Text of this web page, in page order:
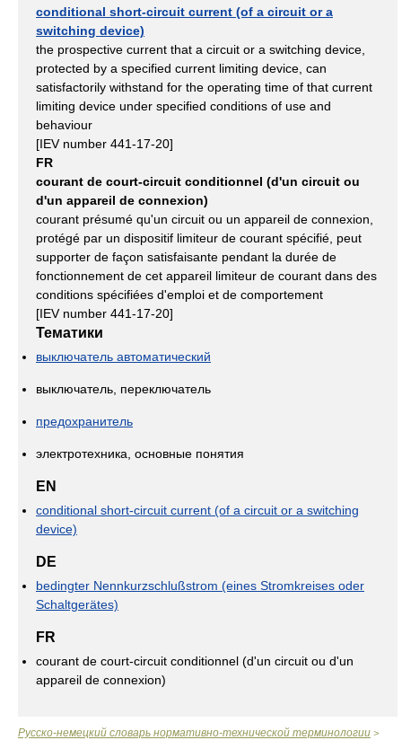
conditional short-circuit current (of a circuit or a
switching device)
the prospective current that a circuit or a switching device,
protected by a specified current limiting device, can
satisfactorily withstand for the operating time of that current
limiting device under specified conditions of use and
behaviour
[IEV number 441-17-20]
FR
courant de court-circuit conditionnel (d'un circuit ou
d'un appareil de connexion)
courant présumé qu'un circuit ou un appareil de connexion,
protégé par un dispositif limiteur de courant spécifié, peut
supporter de façon satisfaisante pendant la durée de
fonctionnement de cet appareil limiteur de courant dans des
conditions spécifiées d'emploi et de comportement
[IEV number 441-17-20]
Тематики
выключатель автоматический
выключатель, переключатель
предохранитель
электротехника, основные понятия
EN
conditional short-circuit current (of a circuit or a switching
device)
DE
bedingter Nennkurzschlußstrom (eines Stromkreises oder
Schaltgerätes)
FR
courant de court-circuit conditionnel (d'un circuit ou d'un
appareil de connexion)
Русско-немецкий словарь нормативно-технической терминологии >